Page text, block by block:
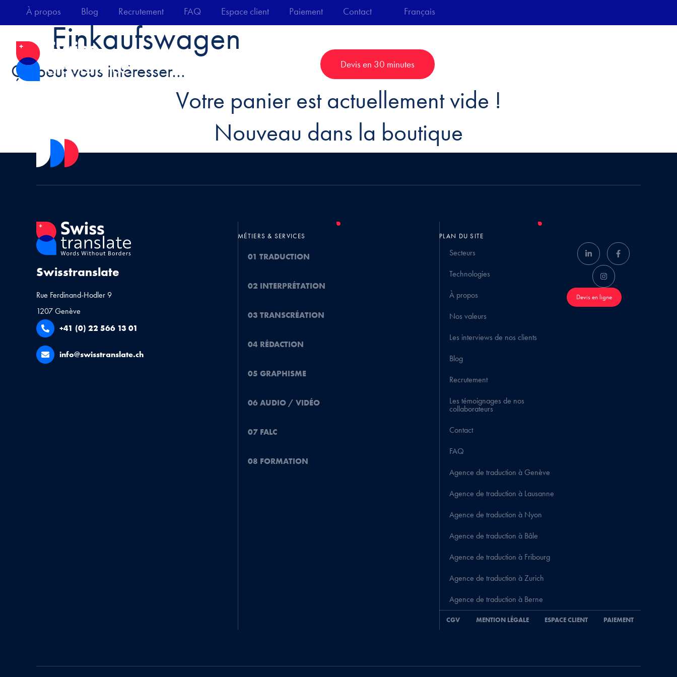
À propos Blog Recrutement FAQ Espace client Paiement Contact Français
Services & Métiers Secteurs
Devis en 30 minutes
Einkaufswagen
Ça peut vous intéresser…
Votre panier est actuellement vide !
Nouveau dans la boutique
Swisstranslate
Rue Ferdinand-Hodler 9
1207 Genève
+41 (0) 22 566 13 01
info@swisstranslate.ch
MÉTIERS & SERVICES
01 TRADUCTION
02 INTERPRÉTATION
03 TRANSCRÉATION
04 RÉDACTION
05 GRAPHISME
06 AUDIO / VIDÉO
07 FALC
08 FORMATION
PLAN DU SITE
Secteurs
Technologies
À propos
Nos valeurs
Les interviews de nos clients
Blog
Recrutement
Les témoignages de nos
collaborateurs
Contact
FAQ
Agence de traduction à Genève
Agence de traduction à Lausanne
Agence de traduction à Nyon
Agence de traduction à Bâle
Agence de traduction à Fribourg
Agence de traduction à Zurich
Agence de traduction à Berne
Devis en ligne
CGV MENTION LÉGALE ESPACE CLIENT PAIEMENT